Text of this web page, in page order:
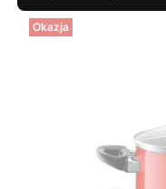
Okazja